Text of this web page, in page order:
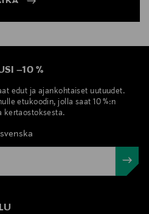
–10 %
edut ja ajankohtaiset uutuudet.
etukoodin, jolla saat 10 %:n
kertaostoksesta.